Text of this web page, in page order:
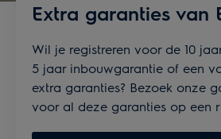
Extra garanties van
Wil je registreren voor de 10
5 jaar inbouwgarantie of een
extra garanties? Bezoek onze
voor al deze garanties op een